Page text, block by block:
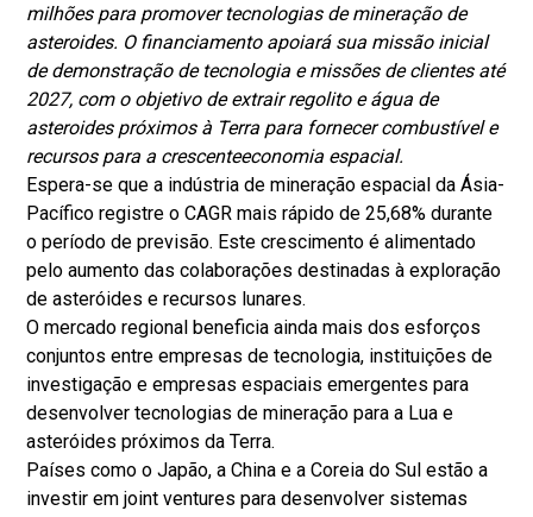
milhões para promover tecnologias de mineração de
asteroides. O financiamento apoiará sua missão inicial
de demonstração de tecnologia e missões de clientes até
2027, com o objetivo de extrair regolito e água de
asteroides próximos à Terra para fornecer combustível e
recursos para a crescenteeconomia espacial.
Espera-se que a indústria de mineração espacial da Ásia-
Pacífico registre o CAGR mais rápido de 25,68% durante
o período de previsão. Este crescimento é alimentado
pelo aumento das colaborações destinadas à exploração
de asteróides e recursos lunares.
O mercado regional beneficia ainda mais dos esforços
conjuntos entre empresas de tecnologia, instituições de
investigação e empresas espaciais emergentes para
desenvolver tecnologias de mineração para a Lua e
asteróides próximos da Terra.
Países como o Japão, a China e a Coreia do Sul estão a
investir em joint ventures para desenvolver sistemas